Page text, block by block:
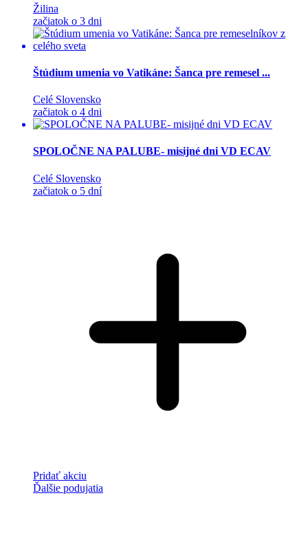
Žilina
začiatok o 3 dni
Štúdium umenia vo Vatikáne: Šanca pre remesel ...
Celé Slovensko
začiatok o 4 dni
SPOLOČNE NA PALUBE- misijné dni VD ECAV
Celé Slovensko
začiatok o 5 dní
Pridať akciu
Ďalšie podujatia